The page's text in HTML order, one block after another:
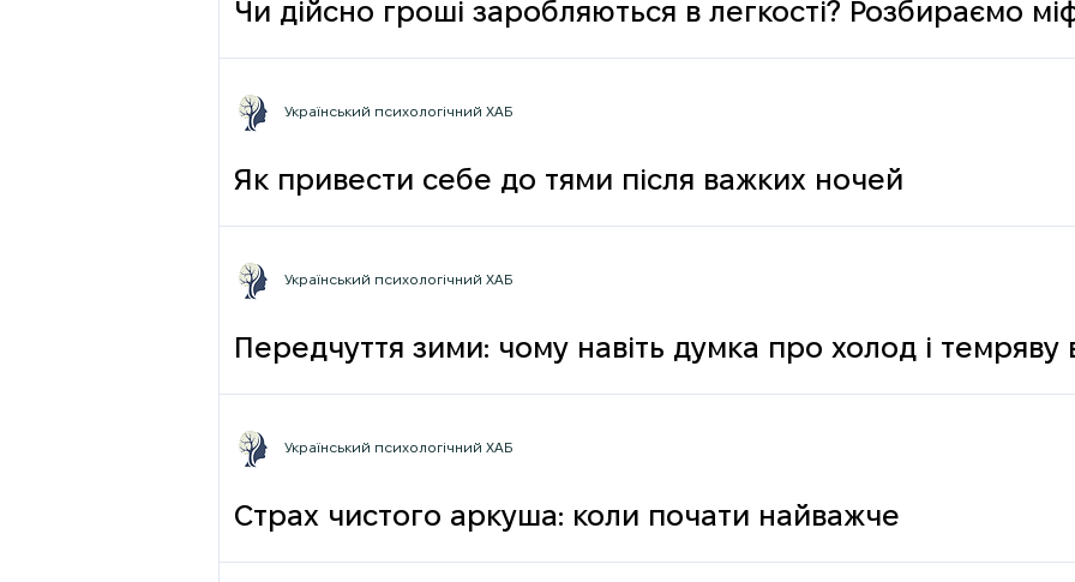
Чи дійсно гроші заробляються в легкості? Розбираємо
фрази
Як привести себе до тями після важких ночей
Український психологічний ХАБ
Передчуття зими: чому навіть думка про холод і темряву
Український психологічний ХАБ
Страх чистого аркуша: коли почати найважче
Український психологічний ХАБ